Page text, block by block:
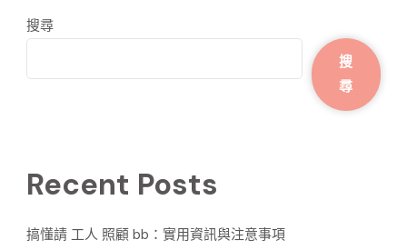
搜尋
搜
尋
Recent Posts
搞懂請 工人 照顧 bb：實用資訊與注意事項